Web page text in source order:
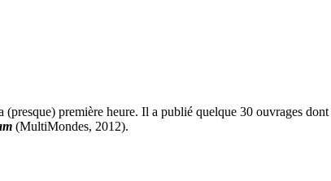
(presque) première heure. Il a publié quelque 30 ouvrages dont
(MultiMondes, 2012).